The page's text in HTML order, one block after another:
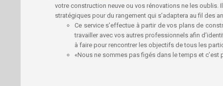
votre construction neuve ou vos rénovations ne les
stratégiques pour du rangement qui s’adaptera au fil des
Ce service s’effectue à partir de vos plans de
travailler avec vos autres professionnels afin
à faire pour rencontrer les objectifs de tous les
«Nous ne sommes pas figés dans le temps et